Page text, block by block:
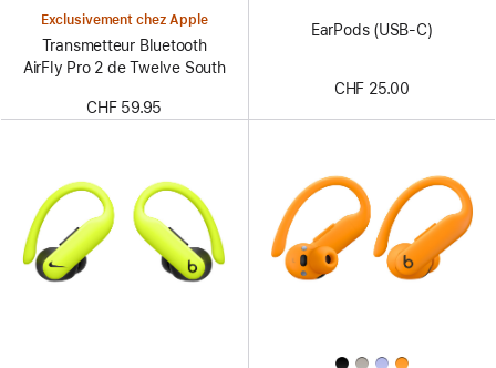
Exclusivement chez Apple
Transmetteur Bluetooth
AirFly Pro 2 de Twelve South
CHF 59.95
EarPods (USB-C)
CHF 25.00